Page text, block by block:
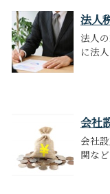
法人
法人
に法
会社
会社
関な